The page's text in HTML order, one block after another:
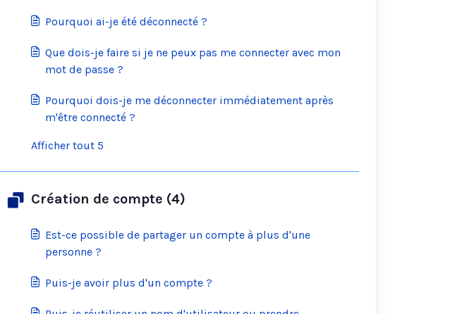
Pourquoi ai-je été déconnecté ?
Que dois-je faire si je ne peux pas me connecter avec mon
mot de passe ?
Pourquoi dois-je me déconnecter immédiatement après
m'être connecté ?
Afficher tout 5
Création de compte (4)
Est-ce possible de partager un compte à plus d'une
personne ?
Puis-je avoir plus d'un compte ?